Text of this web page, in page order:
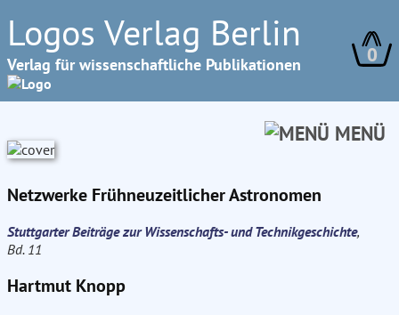
Logos Verlag Berlin
Verlag für wissenschaftliche Publikationen 0
MENÜ
Netzwerke Frühneuzeitlicher Astronomen
Stuttgarter Beiträge zur Wissenschafts- und Technikgeschichte,
Bd. 11
Hartmut Knopp